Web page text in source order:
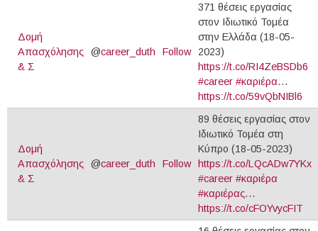
Δομή
Απασχόλησης
& Σ
@career_duth Follow
371 θέσεις εργασίας
στον Ιδιωτικό Τομέα
στην Ελλάδα (18-05-
2023)
https://t.co/RI4ZeBSDb6
#career #καριέρα…
https://t.co/59vQbNIBl6
Δομή
Απασχόλησης
& Σ
@career_duth Follow
89 θέσεις εργασίας στον
Ιδιωτικό Τομέα στη
Κύπρο (18-05-2023)
https://t.co/LQcADw7YKx
#career #καριέρα
#καριέρας…
https://t.co/cFOYvycFIT